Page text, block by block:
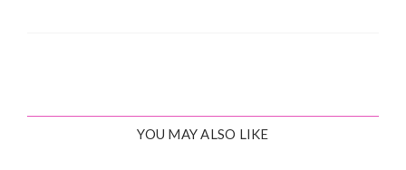
YOU MAY ALSO LIKE